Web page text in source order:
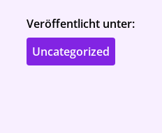
Veröffentlicht unter:
Uncategorized